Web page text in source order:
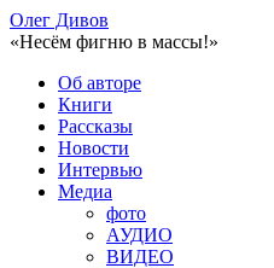
Олег Дивов
«Несём фигню в массы!»
Об авторе
Книги
Рассказы
Новости
Интервью
Медиа
фото
АУДИО
ВИДЕО